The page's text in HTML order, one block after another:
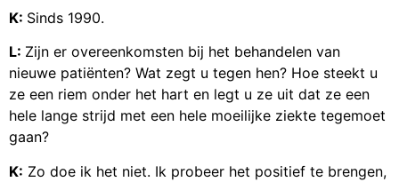
K: Sinds 1990.
L: Zijn er overeenkomsten bij het behandelen van
nieuwe patiënten? Wat zegt u tegen hen? Hoe steekt u
ze een riem onder het hart en legt u ze uit dat ze een
hele lange strijd met een hele moeilijke ziekte tegemoet
gaan?
K: Zo doe ik het niet. Ik probeer het positief te brengen,